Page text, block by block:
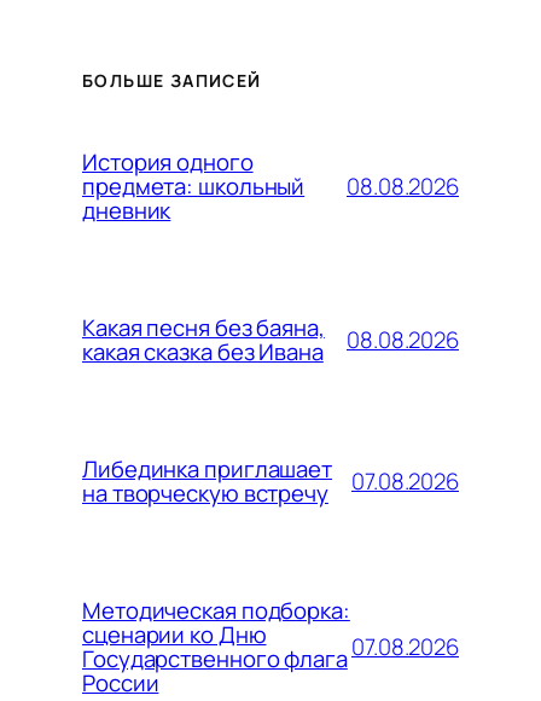
БОЛЬШЕ ЗАПИСЕЙ
История одного
предмета: школьный
дневник
08.08.2026
Какая песня без баяна,
какая сказка без Ивана 08.08.2026
Либединка приглашает
на творческую встречу 07.08.2026
Методическая подборка:
сценарии ко Дню
Государственного флага
России
07.08.2026